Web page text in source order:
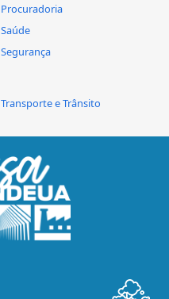
Procuradoria
Saúde
Segurança
Transporte e Trânsito